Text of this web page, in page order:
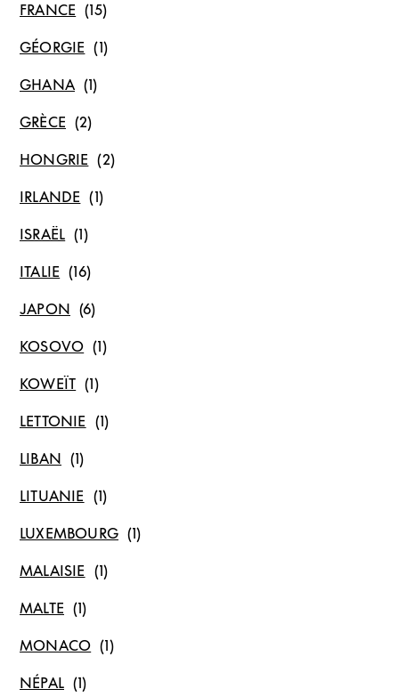
FRANCE
GÉORGIE
GHANA
GRÈCE
HONGRIE
IRLANDE
ISRAËL
ITALIE
JAPON
KOSOVO
KOWEÏT
LETTONIE
LIBAN
LITUANIE
LUXEMBOURG
MALAISIE
MALTE
MONACO
NÉPAL